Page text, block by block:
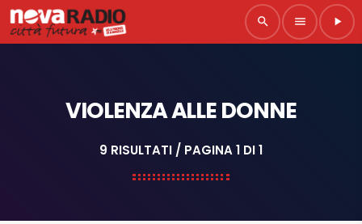
search menu play_arrow
VIOLENZA ALLE DONNE
9 RISULTATI / PAGINA 1 DI 1